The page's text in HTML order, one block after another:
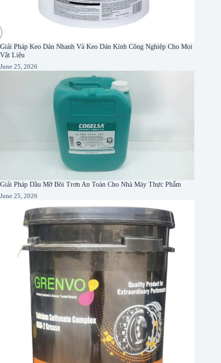
Giải Pháp Keo Dán Nhanh Và Keo Dán Kính Công Nghiệp Cho Mọi
Vật Liệu
June 25, 2026
Giải Pháp Dầu Mỡ Bôi Trơn An Toàn Cho Nhà Máy Thực Phẩm
June 25, 2026